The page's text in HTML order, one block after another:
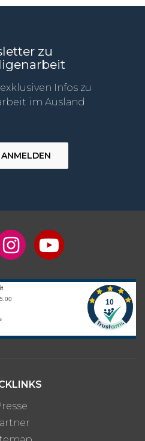
zu
Infos zu
im Ausland